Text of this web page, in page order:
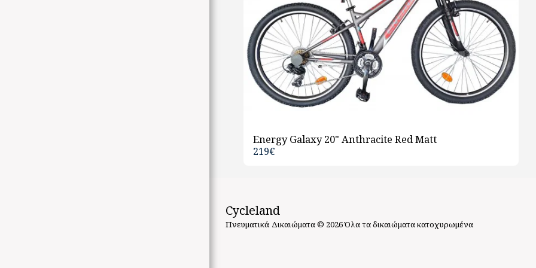
Energy Galaxy 20" Anthracite Red Matt
219€
Cycleland
Πνευματικά Δικαιώματα © 2026 Όλα τα δικαιώματα κατοχυρωμένα